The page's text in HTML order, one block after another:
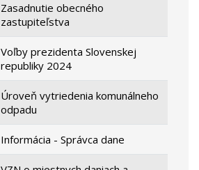
Zasadnutie obecného
zastupiteľstva
Voľby prezidenta Slovenskej
republiky 2024
Úroveň vytriedenia komunálneho
odpadu
Informácia - Správca dane